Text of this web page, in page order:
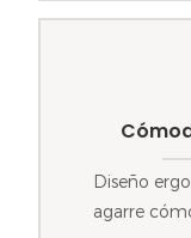
Diseño
agarre